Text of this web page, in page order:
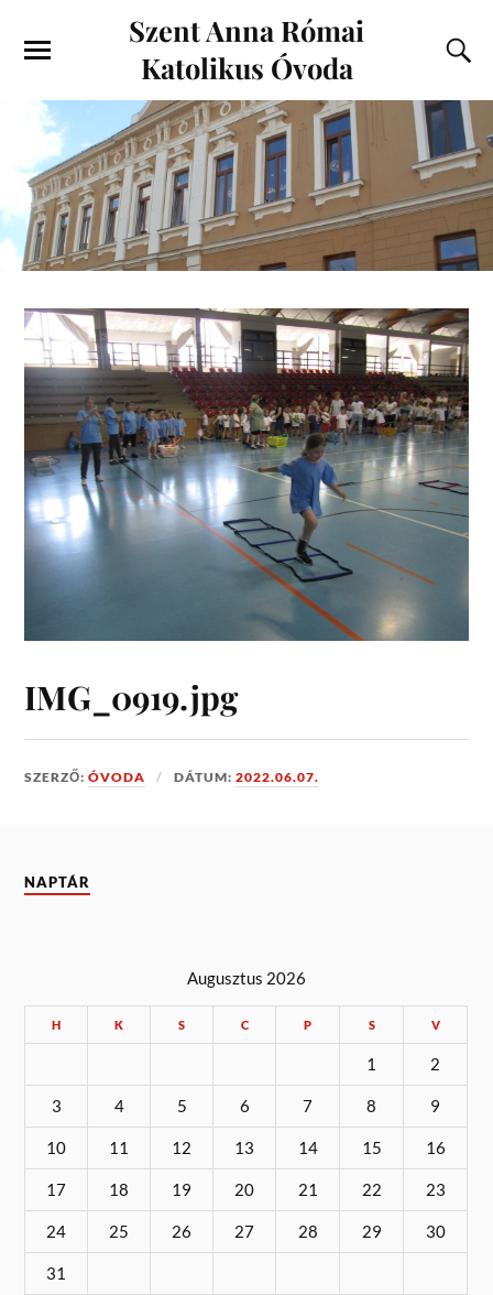
Szent Anna Római
Katolikus Óvoda
IMG_0919.jpg
SZERZŐ:ÓVODA DÁTUM:2022.06.07.
NAPTÁR
Augusztus 2026
H K S C P S V
1 2
3 4 5 6 7 8 9
10 11 12 13 14 15 16
17 18 19 20 21 22 23
24 25 26 27 28 29 30
31